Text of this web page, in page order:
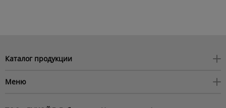
Каталог продукции
Меню